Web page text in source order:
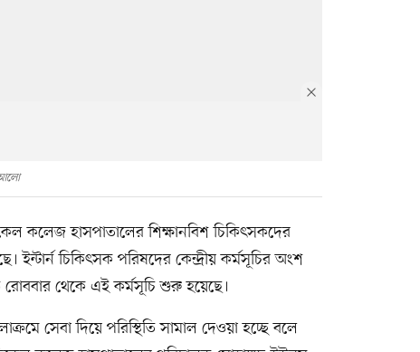
কলেজ হাসপাতালের শিক্ষানবিশ চিকিৎসকদের
ইন্টার্ন চিকিৎসক পরিষদের কেন্দ্রীয় কর্মসূচির অংশ
থেকে এই কর্মসূচি শুরু হয়েছে।
সেবা দিয়ে পরিস্থিতি সামাল দেওয়া হচ্ছে বলে